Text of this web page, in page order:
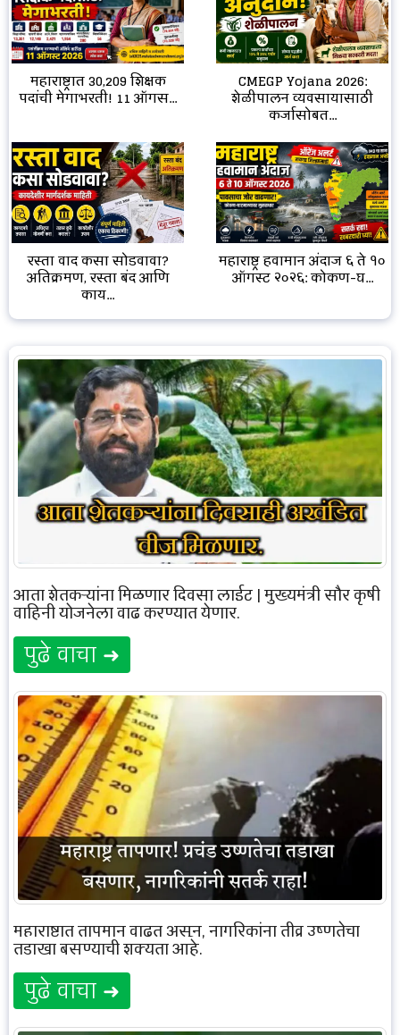
महाराष्ट्रात 30,209 शिक्षक
पदांची मेगाभरती! 11 ऑगस...
CMEGP Yojana 2026:
शेळीपालन व्यवसायासाठी
कर्जासोबत...
रस्ता वाद कसा सोडवावा?
अतिक्रमण, रस्ता बंद आणि
काय...
महाराष्ट्र हवामान अंदाज ६ ते १०
ऑगस्ट २०२६: कोकण-घ...
आता शेतकऱ्यांना मिळणार दिवसा लाईट | मुख्यमंत्री सौर कृषी
वाहिनी योजनेला वाढ करण्यात येणार.
पुढे वाचा ➜
महाराष्ट्रात तापमान वाढत असून, नागरिकांना तीव्र उष्णतेचा
तडाखा बसण्याची शक्यता आहे.
पुढे वाचा ➜